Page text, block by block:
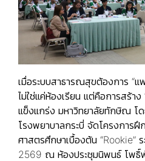
เมื่อระบบสาธารณสุขต้องการ “
ไม่ใช่แค่ห้องเรียน แต่คือการสร้าง
แข็งแกร่ง มหาวิทยาลัยทักษิณ โ
โรงพยาบาลกระบี่ จัดโครงการ
ศาสตรศึกษาเบื้องต้น “Rookie”
2569 ณ ห้องประชุมนิพนธ์ โพ